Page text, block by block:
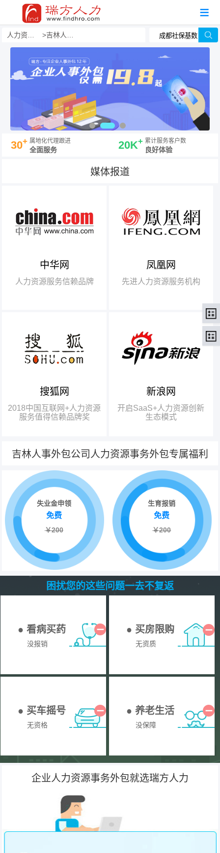
吉林人事外包公司哪家好？有哪些？
30+ 属地化代理跟进
全面服务 20K+ 累计服务客户数
良好体验
媒体报道
中华网
人力资源服务信赖品牌
【腾讯】“2018中国互联网
+行业领军企业奖”
【瑞方】“2018中国互联网
凤凰网
先进人力资源服务机构
搜狐网
2018中国互联网+人力资源
服务值得信赖品牌奖
瑞方人力获得人力资源行业唯
一奖项——“2018中国互联网+人
力资源服务值得信赖品牌奖”
新浪网
开启SaaS+人力资源创新
生态模式
吉林人事外包公司人力资源事务外包专属福利
失业金申领
免费
￥200
生育报销
免费
￥200
困扰您的这些问题一去不复返
● 看病买药
没报销
● 买房限购
无资质
● 买车摇号
无资格
● 养老生活
没保障
企业人力资源事务外包就选瑞方人力